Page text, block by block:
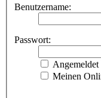
Benutzername:
Passwort:
Angemeldet
Meinen